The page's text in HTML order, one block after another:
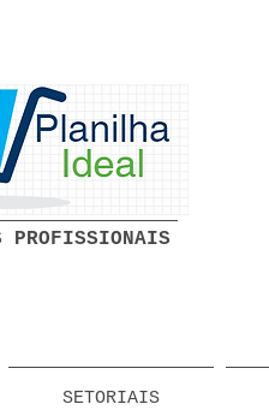
PROFISSIONAIS
SETORIAIS